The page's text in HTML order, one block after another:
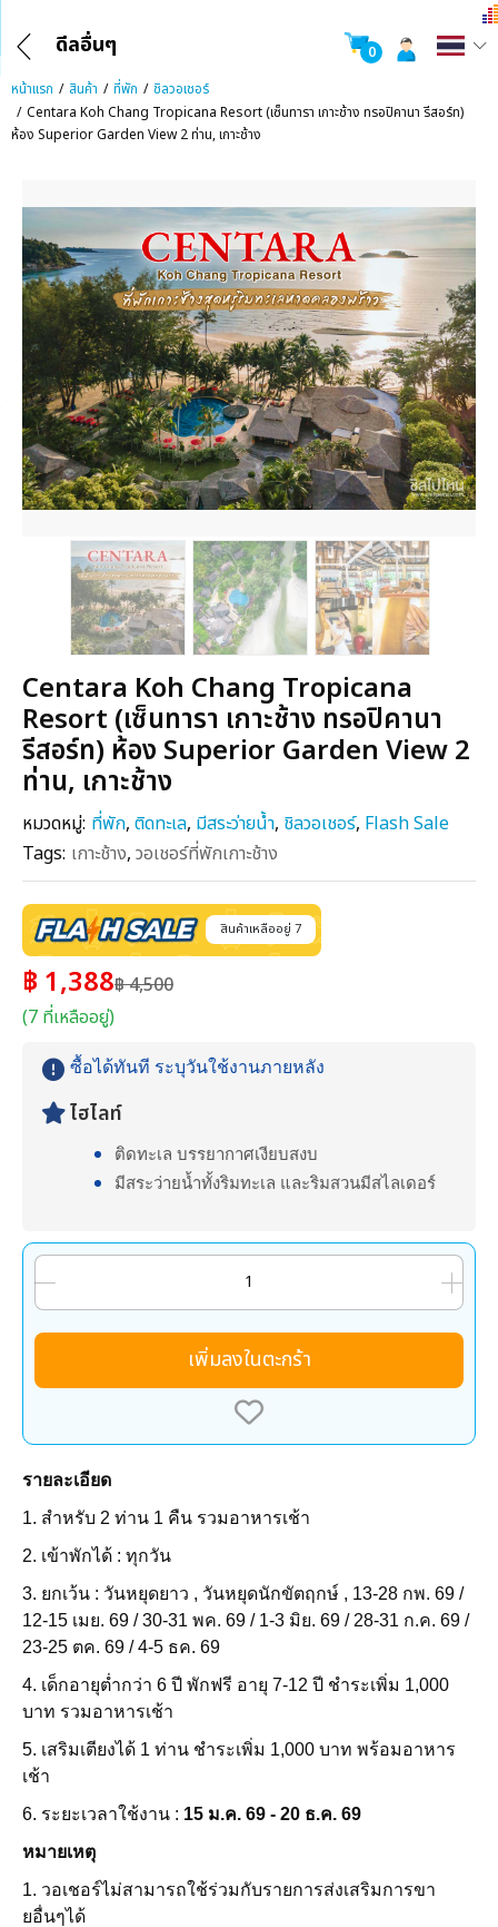
ดีลอื่นๆ
0
หน้าแรก
สินค้า ที่พัก
ชิลวอเชอร์
Centara Koh Chang Tropicana Resort (เซ็นทารา เกาะช้าง ทรอปิคานา รีสอร์ท)
ห้อง Superior Garden View 2 ท่าน, เกาะช้าง
Centara Koh Chang Tropicana
Resort (เซ็นทารา เกาะช้าง ทรอปิคานา
รีสอร์ท) ห้อง Superior Garden View 2
ท่าน, เกาะช้าง
หมวดหมู่: ที่พัก, ติดทะเล, มีสระว่ายน้ำ, ชิลวอเชอร์, Flash Sale
Tags: เกาะช้าง, วอเชอร์ที่พักเกาะช้าง
สินค้าเหลืออยู่ 7
฿ 1,388฿ 4,500
(7 ที่เหลืออยู่)
ซื้อได้ทันที ระบุวันใช้งานภายหลัง
ไฮไลท์
ติดทะเล บรรยากาศเงียบสงบ
มีสระว่ายน้ำทั้งริมทะเล และริมสวนมีสไลเดอร์
เพิ่มลงในตะกร้า
รายละเอียด
1. สำหรับ 2 ท่าน 1 คืน รวมอาหารเช้า
2. เข้าพักได้ : ทุกวัน
3. ยกเว้น : วันหยุดยาว , วันหยุดนักขัตฤกษ์ , 13-28 กพ. 69 /
12-15 เมย. 69 / 30-31 พค. 69 / 1-3 มิย. 69 / 28-31 ก.ค. 69 /
23-25 ตค. 69 / 4-5 ธค. 69
4. เด็กอายุต่ำกว่า 6 ปี พักฟรี อายุ 7-12 ปี ชำระเพิ่ม 1,000
บาท รวมอาหารเช้า
5. เสริมเตียงได้ 1 ท่าน ชำระเพิ่ม 1,000 บาท พร้อมอาหาร
เช้า
6. ระยะเวลาใช้งาน : 15 ม.ค. 69 - 20 ธ.ค. 69
หมายเหตุ
1. วอเชอร์ไม่สามารถใช้ร่วมกับรายการส่งเสริมการขา
ยอื่นๆได้